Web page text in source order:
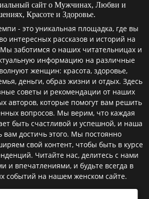
сайт о Мужчинах, Любви и
Красоте и Здоровье.
- это уникальная площадка, где вы
интересных рассказов и историй на
заботимся о наших читательницах и
информацию на различные
женщин: красота, здоровье,
деньги, образ жизни и отдых. Здесь
советы и рекомендации от наших
авторов, которые помогут вам решить
вопросов. Мы верим, что каждая
быть счастливой и успешной, и наша
вам достичь этого. Мы постоянно
свой контент, чтобы быть в курсе
Читайте нас, делитесь с нами
и впечатлениями, и будьте всегда в
событий на нашем женском сайте.